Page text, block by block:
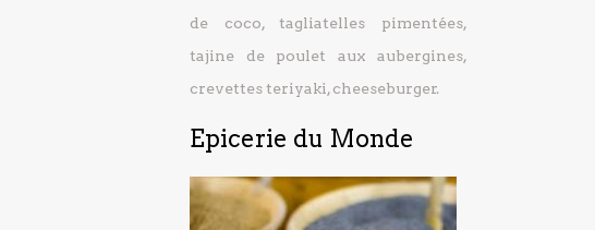
de coco, tagliatelles pimentées,
tajine de poulet aux aubergines,
crevettes teriyaki, cheeseburger.
Epicerie du Monde